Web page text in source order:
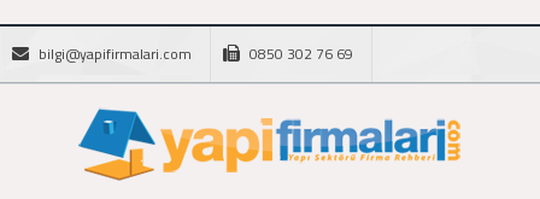
bilgi@yapifirmalari.com 0850 302 76 69